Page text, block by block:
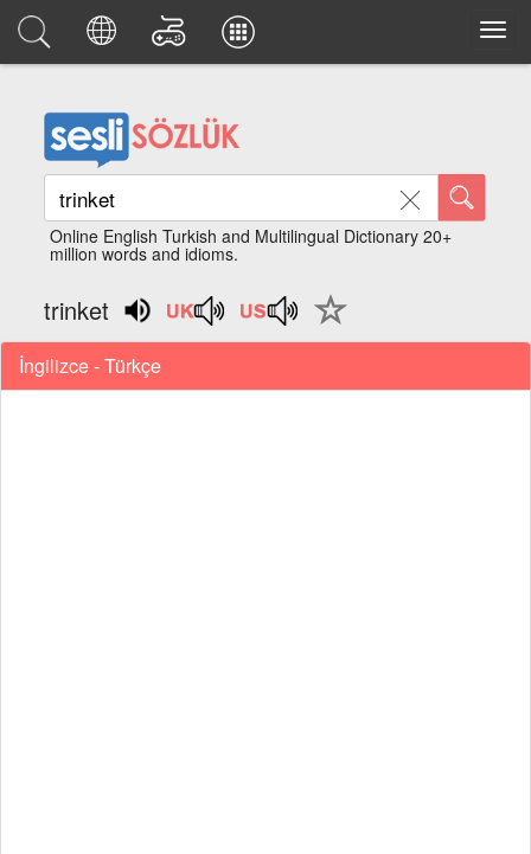
Online English Turkish and Multilingual Dictionary 20+
million words and idioms.
trinket
İngilizce - Türkçe